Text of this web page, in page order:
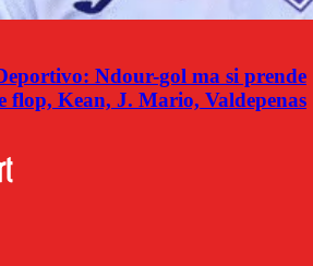
Ndour-gol ma si prende
flop, Kean, J. Mario, Valdepenas